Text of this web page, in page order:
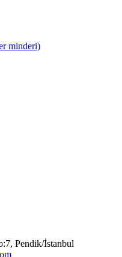
minderi)
Pendik/İstanbul